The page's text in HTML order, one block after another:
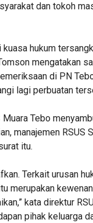
dan tokoh
hukum
mengatakan
di PN
lagi perbuatan
Tebo
manajemen RSUS
itu.
Terkait urusan
merupakan
kata direktur
pihak keluarga